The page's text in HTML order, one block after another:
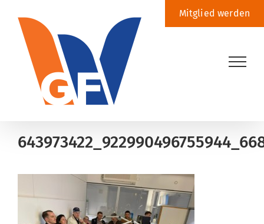
Inhalt
springen
Mitglied werden